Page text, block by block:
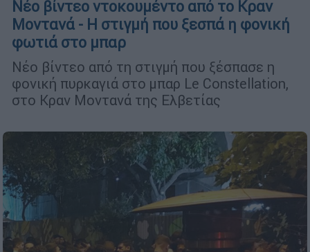
Νέο βίντεο ντοκουμέντο από το Κραν
Μοντανά - Η στιγμή που ξεσπά η φονική
φωτιά στο μπαρ
Νέο βίντεο από τη στιγμή που ξέσπασε η
φονική πυρκαγιά στο μπαρ Le Constellation,
στο Κραν Μοντανά της Ελβετίας